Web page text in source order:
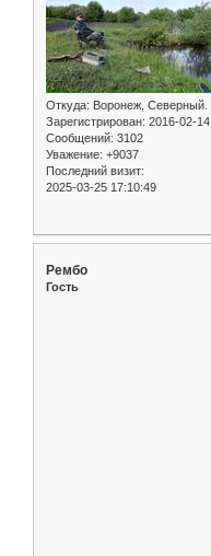
Откуда: Воронеж, Северный.
Зарегистрирован: 2016-02-14
Сообщений: 3102
Уважение: +9037
Последний визит:
2025-03-25 17:10:49
Рембо
Гость